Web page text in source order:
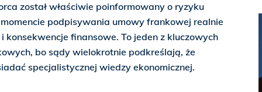
został właściwie poinformowany o ryzyku
podpisywania umowy frankowej realnie
konsekwencje finansowe. To jeden z kluczowych
bo sądy wielokrotnie podkreślają, że
specjalistycznej wiedzy ekonomicznej.